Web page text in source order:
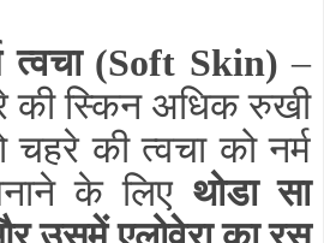
त्वचा (Soft Skin)–
की स्किन अधिक रुखी
की त्वचा को नर्म
के लिए थोडा सा